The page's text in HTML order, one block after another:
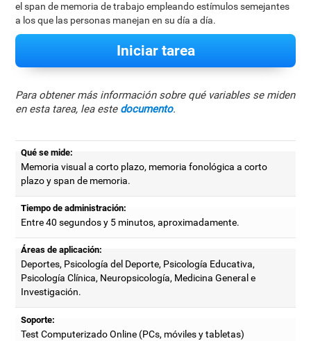
el span de memoria de trabajo empleando estímulos semejantes
a los que las personas manejan en su día a día.
Iniciar tarea
Para obtener más información sobre qué variables se miden
en esta tarea, lea este documento.
Qué se mide:
Memoria visual a corto plazo, memoria fonológica a corto
plazo y span de memoria.
Tiempo de administración:
Entre 40 segundos y 5 minutos, aproximadamente.
Áreas de aplicación:
Deportes, Psicología del Deporte, Psicología Educativa,
Psicología Clínica, Neuropsicología, Medicina General e
Investigación.
Soporte:
Test Computerizado Online (PCs, móviles y tabletas)